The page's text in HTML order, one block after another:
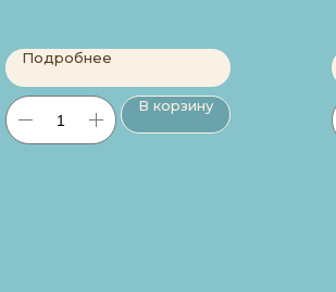
Подробнее
В корзину